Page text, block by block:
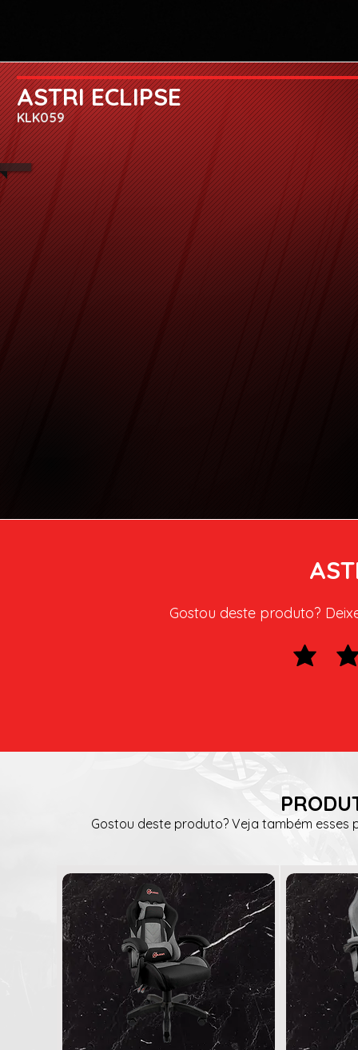
ASTRI ECLIPSE
KLK059
Gostou deste produto?
Gostou deste produto? Veja também